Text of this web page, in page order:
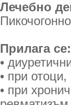
Лечебно
Прилага се:
•
• при
• при